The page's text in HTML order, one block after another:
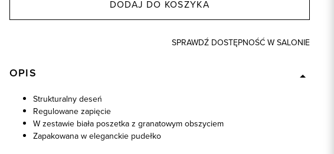
DODAJ DO KOSZYKA
SPRAWDŹ DOSTĘPNOŚĆ W SALONIE
OPIS
Strukturalny deseń
Regulowane zapięcie
W zestawie biała poszetka z granatowym obszyciem
Zapakowana w eleganckie pudełko